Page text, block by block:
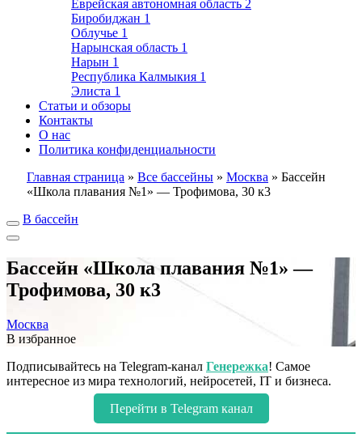
Еврейская автономная область 2
Биробиджан 1
Облучье 1
Нарынская область 1
Нарын 1
Республика Калмыкия 1
Элиста 1
Статьи и обзоры
Контакты
О нас
Политика конфиденциальности
Главная страница » Все бассейны » Москва » Бассейн
«Школа плавания №1» — Трофимова, 30 к3
В бассейн
Бассейн «Школа плавания №1» —
Трофимова, 30 к3
Москва
В избранное
Подписывайтесь на Telegram-канал Генережка! Самое
интересное из мира технологий, нейросетей, IT и бизнеса.
Перейти в Telegram канал